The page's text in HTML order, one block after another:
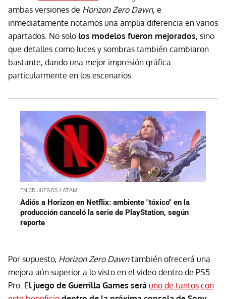
ambas versiones de Horizon Zero Dawn, e
inmediatamente notamos una amplia diferencia en varios
apartados. No solo los modelos fueron mejorados, sino
que detalles como luces y sombras también cambiaron
bastante, dando una mejor impresión gráfica
particularmente en los escenarios.
EN 3D JUEGOS LATAM
Adiós a Horizon en Netflix: ambiente "tóxico" en la
producción canceló la serie de PlayStation, según
reporte
Por supuesto, Horizon Zero Dawntambién ofrecerá una
mejora aún superior a lo visto en el video dentro de PS5
Pro. El juego de Guerrilla Games será uno de tantos con